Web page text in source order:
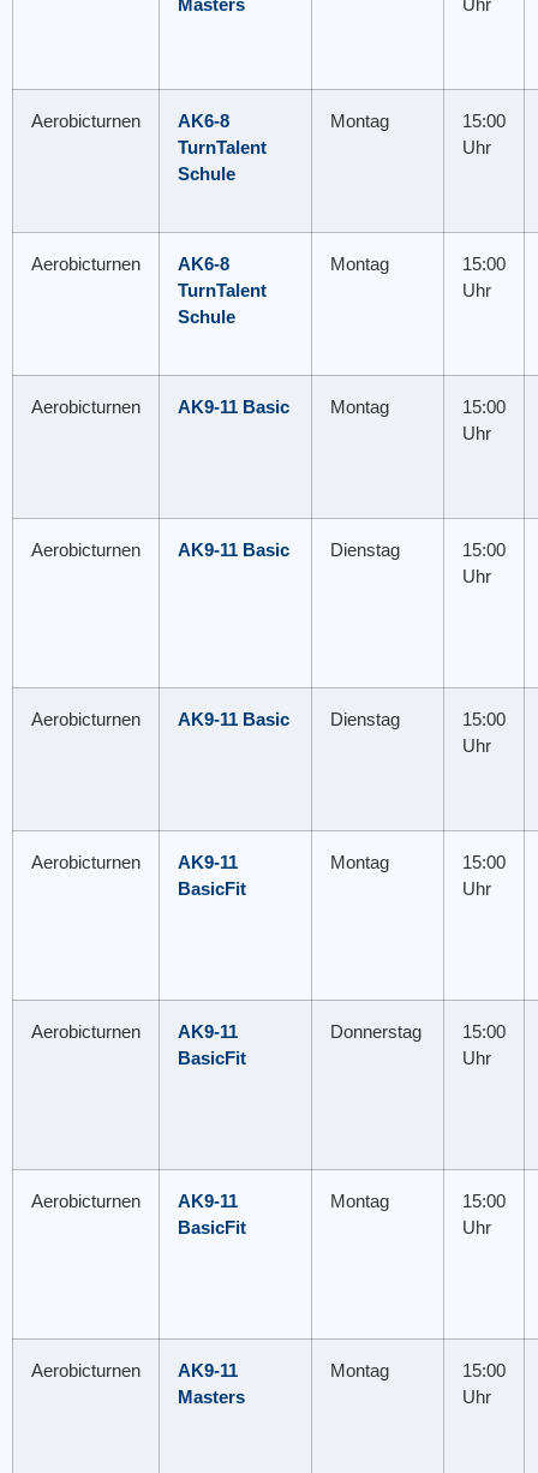
Aerobicturnen
AK6-8
TurnTalent
Schule
Montag
15:00
Uhr
Aerobicturnen
AK6-8
TurnTalent
Schule
Montag
15:00
Uhr
Aerobicturnen AK9-11 Basic Montag
15:00
Uhr
Aerobicturnen AK9-11 Basic Dienstag
15:00
Uhr
Aerobicturnen AK9-11 Basic Dienstag
15:00
Uhr
Aerobicturnen
AK9-11
BasicFit
Montag
15:00
Uhr
Aerobicturnen
AK9-11
BasicFit
Donnerstag
15:00
Uhr
Aerobicturnen
AK9-11
BasicFit
Montag
15:00
Uhr
Aerobicturnen
AK9-11
Masters
Montag
15:00
Uhr